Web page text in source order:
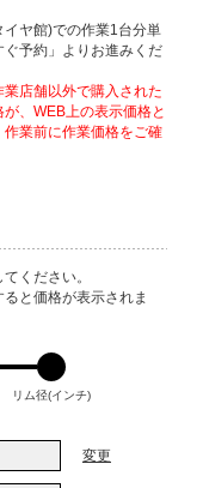
ヤ館)での作業1台分単
予約」よりお進みくだ
店舗以外で購入された
、WEB上の表示価格と
業前に作業価格をご確
ください。
と価格が表示されま
リム径(インチ)
変更